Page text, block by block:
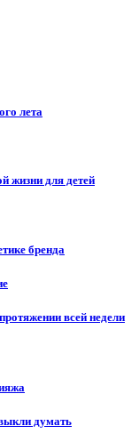
лета
жизни для детей
бренда
всей недели
думать